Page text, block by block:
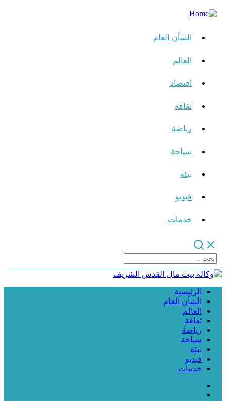
الشأن العام
العالم
اقتصاد
ثقافة
رياضة
سياحة
بيئة
فيديو
خدمات
الرئيسية
الشأن العام
العالم
ثقافة
رياضة
سياحة
بيئة
فيديو
خدمات